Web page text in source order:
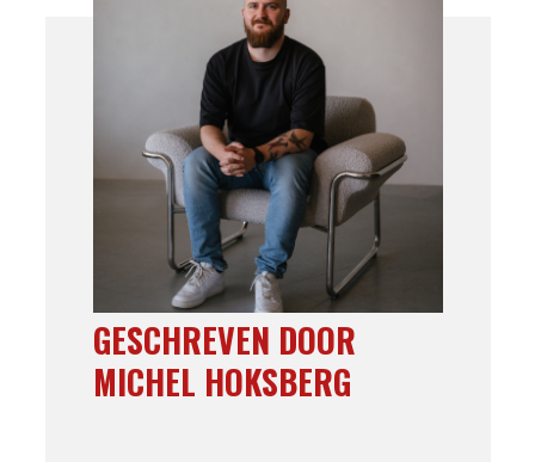
GESCHREVEN DOOR
MICHEL HOKSBERG